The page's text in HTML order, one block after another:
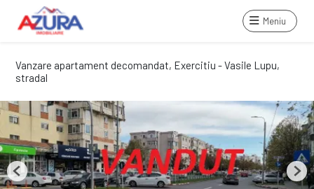
Meniu
Vanzare apartament decomandat, Exercitiu - Vasile Lupu,
stradal
Previous Next